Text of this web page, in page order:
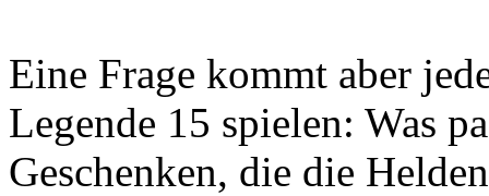
Eine Frage kommt aber
Legende 15 spielen: Was
Geschenken, die die